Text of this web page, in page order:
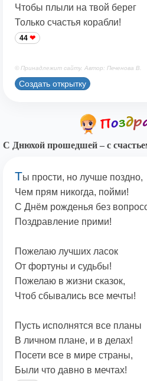
Чтобы плыли на твой берег
Только счастья корабли!
44
© Принадлежит сайту. Автор: Печенова В.
Создать открытку
С Днюхой прошедшей – с
Ты прости, но лучше поздно,
Чем прям никогда, пойми!
С Днём рожденья без
Поздравление прими!
Пожелаю лучших ласок
От фортуны и судьбы!
Пожелаю в жизни сказок,
Чтоб сбывались все мечты!
Пусть исполнятся все планы
В личном плане, и в делах!
Посети все в мире страны,
Были что давно в мечтах!